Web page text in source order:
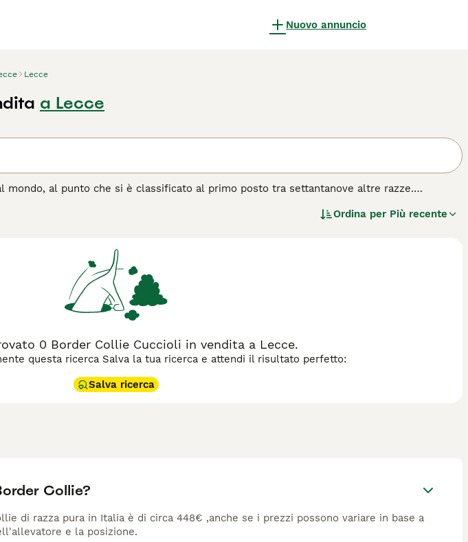
Nuovo annuncio
Lecce
a Lecce
al punto che si è classificato al primo posto tra settantanove altre razze.
adatto alle persone che conducono una vita attiva all'aperto. Questa è una razza
per informazioni su questa razza di cane.
Ordina per Più recente
0 Border Collie Cuccioli in vendita a Lecce.
questa ricerca Salva la tua ricerca e attendi il risultato perfetto:
Salva ricerca
Collie?
di razza pura in Italia è di circa 448€ ,anche se i prezzi possono variare in base a
e la posizione.